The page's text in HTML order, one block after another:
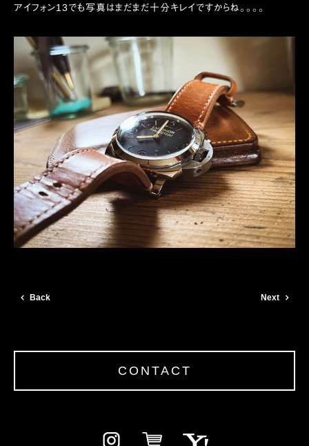
アイフォン13でも写真はまだまだ十分キレイですからね。。。。
Back Next
CONTACT